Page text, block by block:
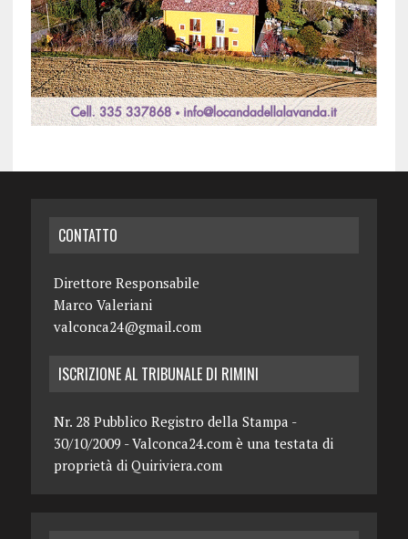
CONTATTO
Direttore Responsabile
Marco Valeriani
valconca24@gmail.com
ISCRIZIONE AL TRIBUNALE DI RIMINI
Nr. 28 Pubblico Registro della Stampa -
30/10/2009 - Valconca24.com è una testata di
proprietà di Quiriviera.com